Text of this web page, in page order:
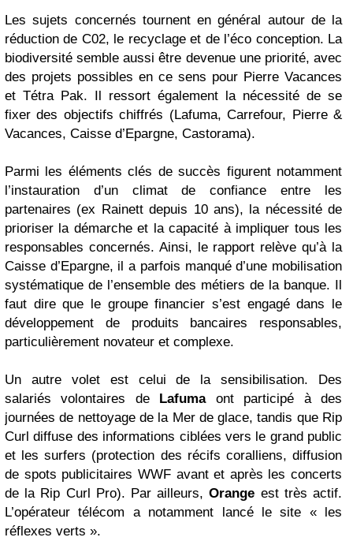
Les sujets concernés tournent en général autour de la
réduction de C02, le recyclage et de l’éco conception. La
biodiversité semble aussi être devenue une priorité, avec
des projets possibles en ce sens pour Pierre Vacances
et Tétra Pak. Il ressort également la nécessité de se
fixer des objectifs chiffrés (Lafuma, Carrefour, Pierre &
Vacances, Caisse d’Epargne, Castorama).
Parmi les éléments clés de succès figurent notamment
l’instauration d’un climat de confiance entre les
partenaires (ex Rainett depuis 10 ans), la nécessité de
prioriser la démarche et la capacité à impliquer tous les
responsables concernés. Ainsi, le rapport relève qu’à la
Caisse d’Epargne, il a parfois manqué d’une mobilisation
systématique de l’ensemble des métiers de la banque. Il
faut dire que le groupe financier s’est engagé dans le
développement de produits bancaires responsables,
particulièrement novateur et complexe.
Un autre volet est celui de la sensibilisation. Des
salariés volontaires de Lafumaont participé à des
journées de nettoyage de la Mer de glace, tandis que Rip
Curl diffuse des informations ciblées vers le grand public
et les surfers (protection des récifs coralliens, diffusion
de spots publicitaires WWF avant et après les concerts
de la Rip Curl Pro). Par ailleurs,Orange est très actif.
L’opérateur télécom a notamment lancé le site «les
réflexes verts ».